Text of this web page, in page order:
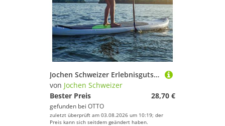
Jochen Schweizer Erlebnisgutschein SUP Oyten, Paddel auf dem SUP durch den Oyter See!
von Jochen Schweizer
Bester Preis
28,70 €
gefunden bei OTTO
zuletzt überprüft am 03.08.2026 um 10:19; der
Preis kann sich seitdem geändert haben.